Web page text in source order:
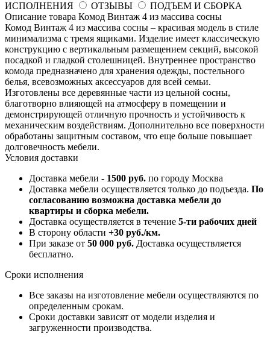
ИСПОЛНЕНИЯ
ОТЗЫВЫ
ПОДЪЕМ И СБОРКА
Описание товара Комод Винтаж 4 из массива сосны
Комод Винтаж 4 из массива сосны – красивая модель в стиле
минимализма с тремя ящиками. Изделие имеет классическую
конструкцию с вертикальным размещением секций, высокой
посадкой и гладкой столешницей. Внутреннее пространство
комода предназначено для хранения одежды, постельного
белья, всевозможных аксессуаров для всей семьи.
Изготовлены все деревянные части из цельной сосны,
благотворно влияющей на атмосферу в помещении и
демонстрирующей отличную прочность и устойчивость к
механическим воздействиям. Дополнительно все поверхности
обработаны защитным составом, что еще больше повышает
долговечность мебели.
Условия доставки
Доставка мебели - 1500 руб. по городу Москва
Доставка мебели осуществляется только до подъезда. По
согласованию возможна доставка мебели до
квартиры и сборка мебели.
Доставка осуществляется в течение 5-ти рабочих дней
В сторону области +30 руб./км.
При заказе от 50 000 руб. Доставка осуществляется
бесплатно.
Сроки исполнения
Все заказы на изготовление мебели осуществляются по
определенным срокам.
Сроки доставки зависят от модели изделия и
загруженности производства.